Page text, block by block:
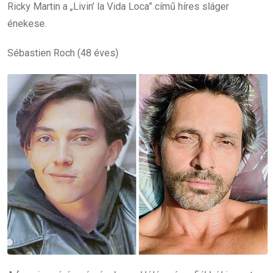
Ricky Martin a „Livin’ la Vida Loca” című híres sláger
énekese.
Sébastien Roch (48 éves)